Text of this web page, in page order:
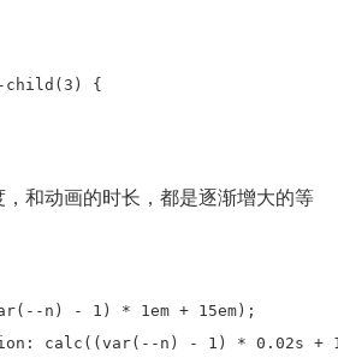
child(3) {
和动画的时长，都是逐渐增大的等
n) - 1) * 1em + 15em);
calc((var(--n) - 1) * 0.02s +